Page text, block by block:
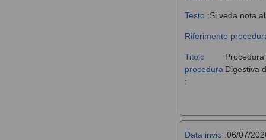
Testo :Si veda nota
Riferimento
Titolo
procedura
:
Digestiva
Data invio :06/07/